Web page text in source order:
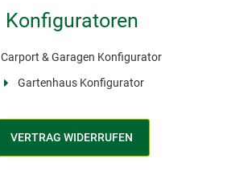
Konfiguratoren
Carport & Garagen Konfigurator
Gartenhaus Konfigurator
VERTRAG WIDERRUFEN